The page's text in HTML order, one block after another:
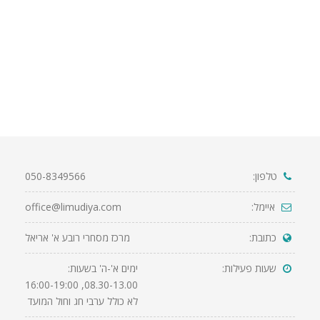
טלפון: 050-8349566
איימל: office@limudiya.com
כתובת: מרכז מסחרי רובע א' אריאל
שעות פעילות:
ימים א'-ה' בשעות:
08.30-13.00, 16:00-19:00
לא כולל ערבי חג וחול המועד